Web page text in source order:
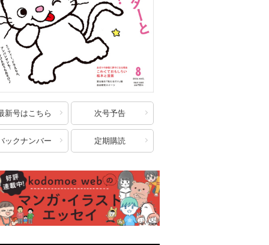
新号はこちら 次号予告
ックナンバー 定期購読